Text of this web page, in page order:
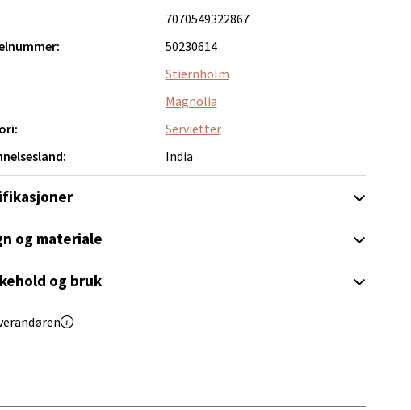
7070549322867
50230614
Stiernholm
Magnolia
Servietter
India
og materiale
og bruk
Velg